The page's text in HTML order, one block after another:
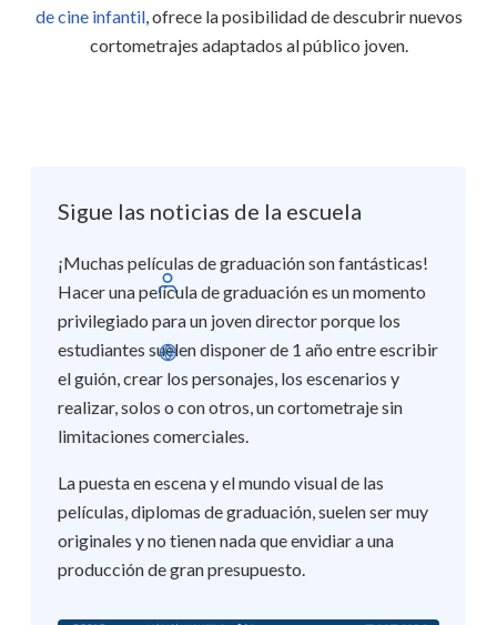
Conectarse
Español
de cine infantil, ofrece la posibilidad de descubrir nuevos
cortometrajes adaptados al público joven.
Sigue las noticias de la escuela
¡Muchas películas de graduación son fantásticas!
Hacer una película de graduación es un momento
privilegiado para un joven director porque los
estudiantes suelen disponer de 1 año entre escribir
el guión, crear los personajes, los escenarios y
realizar, solos o con otros, un cortometraje sin
limitaciones comerciales.
La puesta en escena y el mundo visual de las
películas, diplomas de graduación, suelen ser muy
originales y no tienen nada que envidiar a una
producción de gran presupuesto.